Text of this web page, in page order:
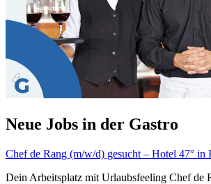
Neue Jobs in der Gastro
Chef de Rang (m/w/d) gesucht – Hotel 47° in
Dein Arbeitsplatz mit Urlaubsfeeling Chef de